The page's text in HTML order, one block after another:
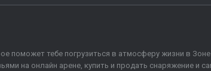
поможет тебе погрузиться в атмосферу жизни в
на онлайн арене, купить и продать снаряжение и